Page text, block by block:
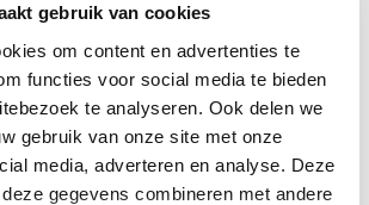
gebruik van cookies
om content en advertenties te
functies voor social media te bieden
te analyseren. Ook delen we
gebruik van onze site met onze
media, adverteren en analyse. Deze
gegevens combineren met andere
de omstandigheden ook zijn,
vraagt om wereldwijde solidariteit
en eerlijke samenleving. In de
actief zijn en waar we ook in deze
blijven steunen.
steun je ons werk. Doneer nu.